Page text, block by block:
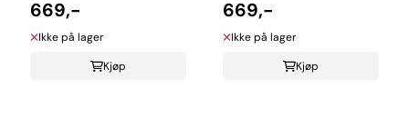
669,-
Ikke på lager
Kjøp
669,-
Ikke på lager
Kjøp